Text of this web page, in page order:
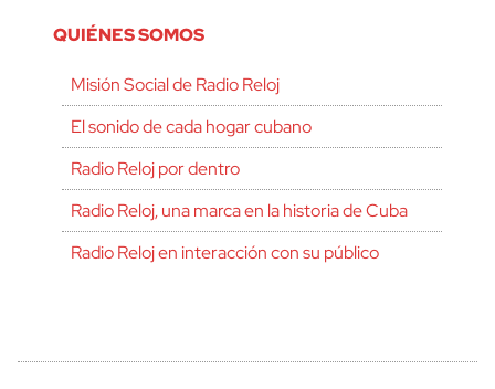
QUIÉNES SOMOS
Misión Social de Radio Reloj
El sonido de cada hogar cubano
Radio Reloj por dentro
Radio Reloj, una marca en la historia de Cuba
Radio Reloj en interacción con su público